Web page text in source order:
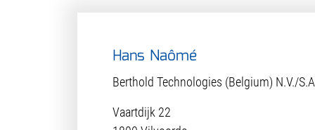
Hans Naômé
Berthold Technologies (Belgium) N.V./
Vaartdijk 22